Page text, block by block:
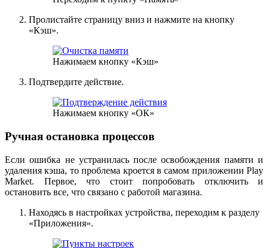
Пролистайте страницу вниз и нажмите на кнопку
«Кэш».
Нажимаем кнопку «Кэш»
Подтвердите действие.
Нажимаем кнопку «ОК»
Ручная остановка процессов
Если ошибка не устранилась после освобождения памяти и
удаления кэша, то проблема кроется в самом приложении Play
Market. Первое, что стоит попробовать отключить и
остановить все, что связано с работой магазина.
Находясь в настройках устройства, переходим к разделу
«Приложения».